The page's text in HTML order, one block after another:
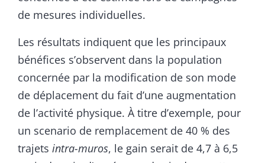
de mesures individuelles.
Les résultats indiquent que les principaux
bénéfices s’observent dans la population
concernée par la modification de son mode
de déplacement du fait d’une augmentation
de l’activité physique. À titre d’exemple, pour
un scenario de remplacement de 40 % des
trajets intra-muros, le gain serait de 4,7 à 6,5